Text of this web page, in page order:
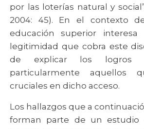
por las loterías natural y
2004: 45). En el contexto
educación superior
legitimidad que cobra este
de explicar los logros
particularmente aquellos
cruciales en dicho acceso.
Los hallazgos que a
forman parte de un estudio